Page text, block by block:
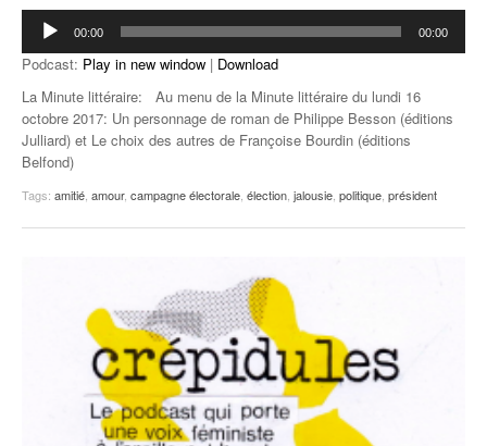
Lecteur
audio
00:00 00:00
Podcast: Play in new window | Download
La Minute littéraire: Au menu de la Minute littéraire du lundi 16
octobre 2017: Un personnage de roman de Philippe Besson (éditions
Julliard) et Le choix des autres de Françoise Bourdin (éditions
Belfond)
Tags: amitié amour, campagne électorale élection jalousie politique président